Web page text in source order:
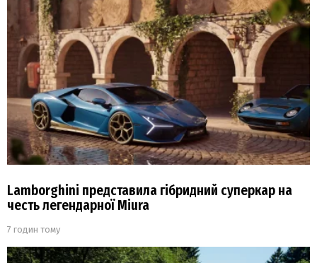
Lamborghini представила гібридний суперкар на
честь легендарної Miura
7 годин тому